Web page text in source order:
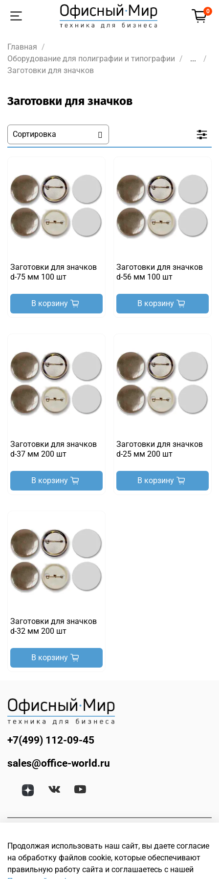
0
Главная
Оборудование для полиграфии и типографии
...
Заготовки для значков
Заготовки для значков
Заготовки для значков
d-75 мм 100 шт
В корзину
Заготовки для значков
d-56 мм 100 шт
В корзину
Заготовки для значков
d-37 мм 200 шт
В корзину
Заготовки для значков
d-25 мм 200 шт
В корзину
Заготовки для значков
d-32 мм 200 шт
В корзину
+7(499) 112-09-45
sales@office-world.ru
Продолжая использовать наш сайт, вы даете согласие
на обработку файлов cookie, которые обеспечивают
правильную работу сайта и соглашаетесь с нашей